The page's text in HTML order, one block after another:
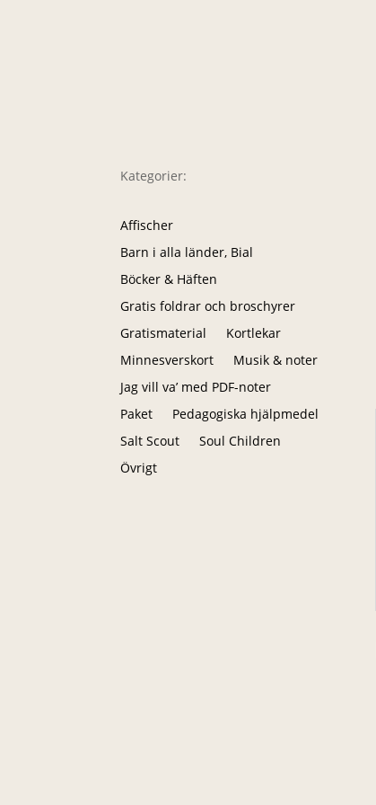
Kategorier:
Affischer
Barn i alla länder, Bial
Böcker & Häften
Gratis foldrar och broschyrer
Gratismaterial
Kortlekar
Minnesverskort
Musik & noter
Jag vill va’ med PDF-noter
Paket
Pedagogiska hjälpmedel
Salt Scout
Soul Children
Övrigt